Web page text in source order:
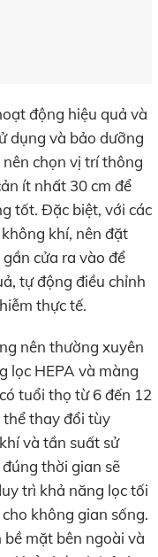
động hiệu quả và
dụng và bảo dưỡng
chọn vị trí thông
ít nhất 30 cm để
tốt. Đặc biệt, với các
khí, nên đặt
cửa ra vào để
tự động điều chỉnh
thực tế.
nên thường xuyên
lọc HEPA và màng
tuổi thọ từ 6 đến 12
thay đổi tùy
và tần suất sử
thời gian sẽ
trì khả năng lọc tối
không gian sống.
mặt bên ngoài và